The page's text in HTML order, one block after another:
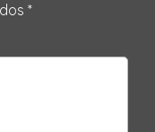
*